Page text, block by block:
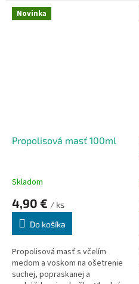
žíl. Osvedčuje sa pri
starostlivosti o suchú pokožku
Novinka
Propolisová masť 100ml
Skladom
4,90 € / ks
Do košíka
Propolisová masť s včelím
medom a voskom na ošetrenie
suchej, popraskanej a